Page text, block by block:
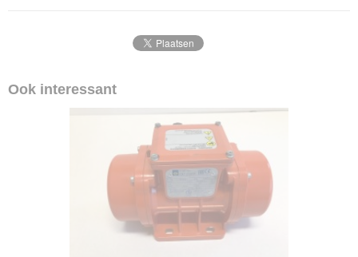
Ook interessant